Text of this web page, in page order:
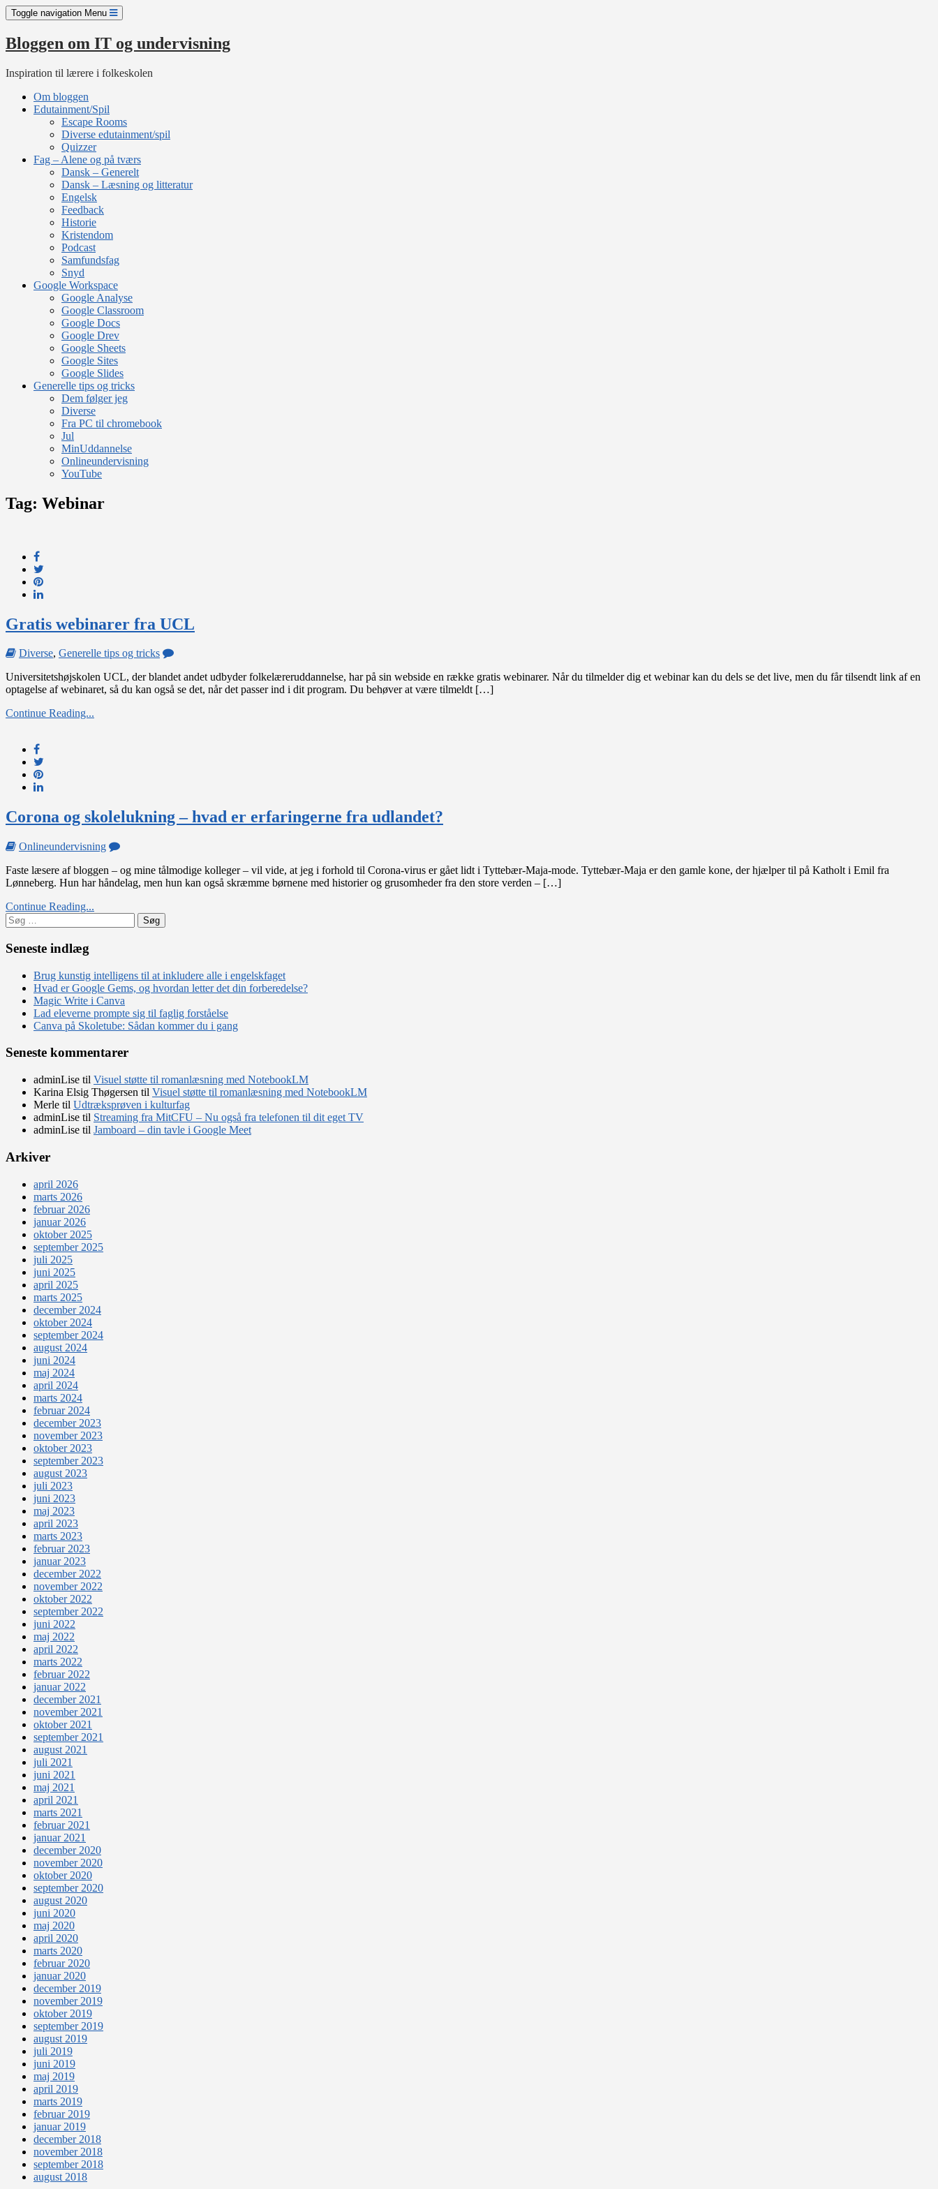
Skip
to
content
Toggle navigation Menu
Bloggen om IT og undervisning
Inspiration til lærere i folkeskolen
Om bloggen
Edutainment/Spil
Escape Rooms
Diverse edutainment/spil
Quizzer
Fag – Alene og på tværs
Dansk – Generelt
Dansk – Læsning og litteratur
Engelsk
Feedback
Historie
Kristendom
Podcast
Samfundsfag
Snyd
Google Workspace
Google Analyse
Google Classroom
Google Docs
Google Drev
Google Sheets
Google Sites
Google Slides
Generelle tips og tricks
Dem følger jeg
Diverse
Fra PC til chromebook
Jul
MinUddannelse
Onlineundervisning
YouTube
Tag: Webinar
Gratis webinarer fra UCL
Diverse, Generelle tips og tricks
on
webinarer
fra
Universitetshøjskolen UCL, der blandet andet udbyder folkelæreruddannelse, har på sin webside en række gratis webinarer. Når du tilmelder dig et webinar kan du dels se det live, men du får tilsendt link af en
optagelse af webinaret, så du kan også se det, når det passer ind i dit program. Du behøver at være tilmeldt […]
Continue Reading...
Corona og skolelukning – hvad er erfaringerne fra udlandet?
Onlineundervisning
on
og
skolelukning
Faste læsere af bloggen – og mine tålmodige kolleger – vil vide, at jeg i forhold til Corona-virus er gået lidt i Tyttebær-Maja-mode. Tyttebær-Maja er den gamle kone, der hjælper til på Katholt i Emil fra
Lønneberg. Hun har håndelag, men hun kan også skræmme børnene med historier og grusomheder fra den store verden – […]
Continue Reading...
Søg
efter:
Seneste indlæg
Brug kunstig intelligens til at inkludere alle i engelskfaget
Hvad er Google Gems, og hvordan letter det din forberedelse?
Magic Write i Canva
Lad eleverne prompte sig til faglig forståelse
Canva på Skoletube: Sådan kommer du i gang
Seneste kommentarer
adminLise til Visuel støtte til romanlæsning med NotebookLM
Karina Elsig Thøgersen til Visuel støtte til romanlæsning med NotebookLM
Merle til Udtræksprøven i kulturfag
adminLise til Streaming fra MitCFU – Nu også fra telefonen til dit eget TV
adminLise til Jamboard – din tavle i Google Meet
Arkiver
april 2026
marts 2026
februar 2026
januar 2026
oktober 2025
september 2025
juli 2025
juni 2025
april 2025
marts 2025
december 2024
oktober 2024
september 2024
august 2024
juni 2024
maj 2024
april 2024
marts 2024
februar 2024
december 2023
november 2023
oktober 2023
september 2023
august 2023
juli 2023
juni 2023
maj 2023
april 2023
marts 2023
februar 2023
januar 2023
december 2022
november 2022
oktober 2022
september 2022
juni 2022
maj 2022
april 2022
marts 2022
februar 2022
januar 2022
december 2021
november 2021
oktober 2021
september 2021
august 2021
juli 2021
juni 2021
maj 2021
april 2021
marts 2021
februar 2021
januar 2021
december 2020
november 2020
oktober 2020
september 2020
august 2020
juni 2020
maj 2020
april 2020
marts 2020
februar 2020
januar 2020
december 2019
november 2019
oktober 2019
september 2019
august 2019
juli 2019
juni 2019
maj 2019
april 2019
marts 2019
februar 2019
januar 2019
december 2018
november 2018
september 2018
august 2018